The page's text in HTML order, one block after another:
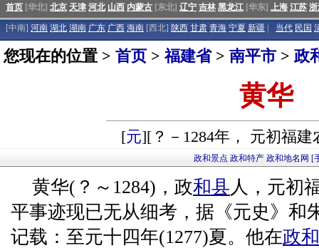
首页 [华北] 北京 天津 河北 山西 内蒙古 [东北] 辽宁 吉林 黑龙江 [华东] 上海 江苏
[中南] 河南 湖北 湖南 广东 广西 海南 [西北] 陕西 甘肃 青海 宁夏 新疆 当代 民国
您现在的位置 > 首页 >福建省> 南平市 > 政
黄华
[元][？－1284年， 元初福
政和景点 政和特产 政和地名网 [
黄华(？～1284)，政和县人，元初
平事迹现已无从细考，据《元史》和
记载：至元十四年(1277)夏。他在政和